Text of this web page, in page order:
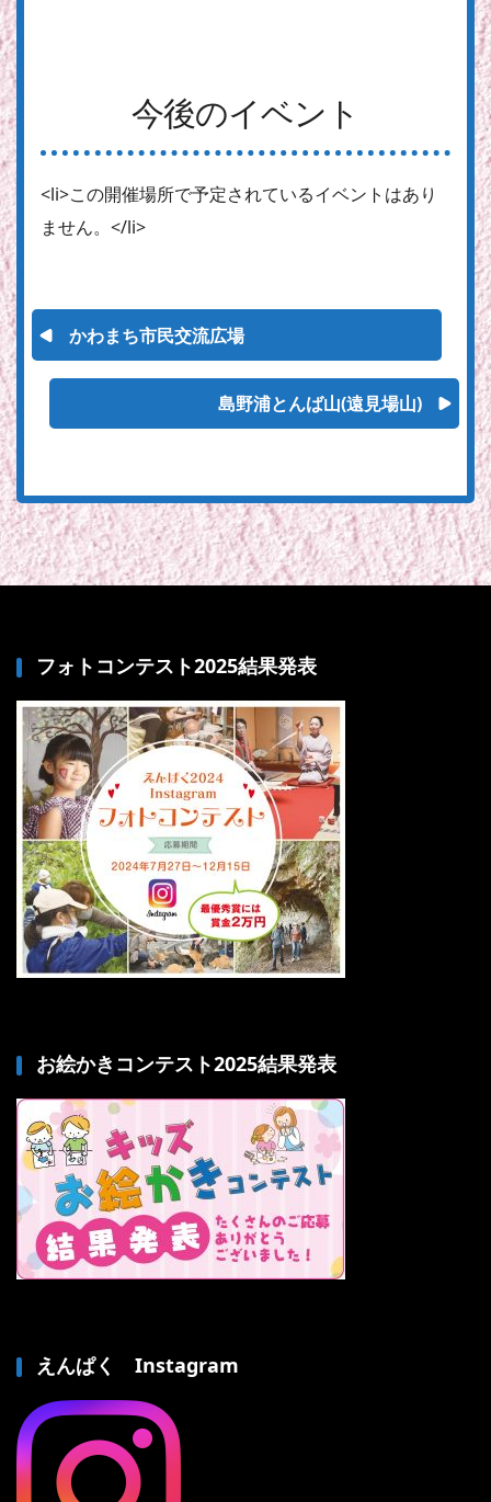
今後のイベント
<li>この開催場所で予定されているイベントはあり
ません。</li>
かわまち市民交流広場
島野浦とんば山(遠見場山)
フォトコンテスト2025結果発表
お絵かきコンテスト2025結果発表
えんぱく Instagram